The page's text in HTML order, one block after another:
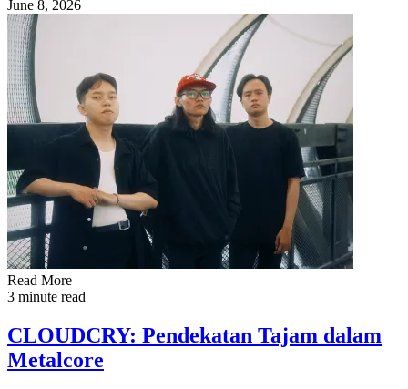
June 8, 2026
Read More
3 minute read
CLOUDCRY: Pendekatan Tajam dalam
Metalcore